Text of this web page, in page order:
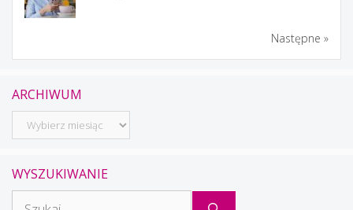
Następne »
ARCHIWUM
Archiwum
WYSZUKIWANIE